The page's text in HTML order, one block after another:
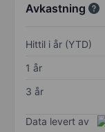
Avkastning
Hittil i år (YTD)
1 år
3 år
Data levert av